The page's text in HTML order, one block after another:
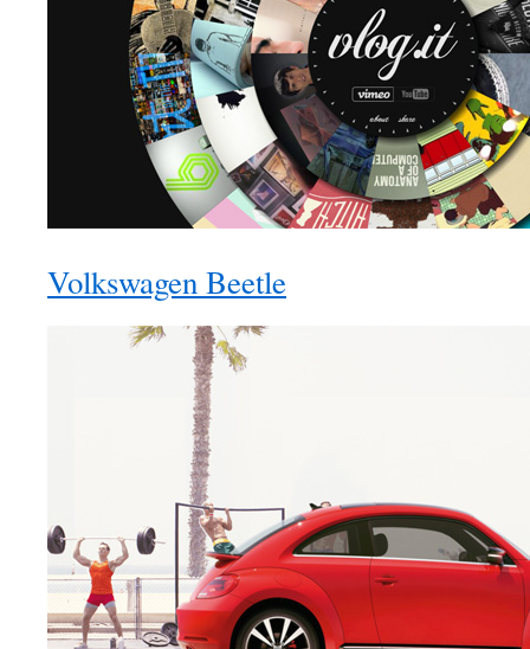
Volkswagen Beetle